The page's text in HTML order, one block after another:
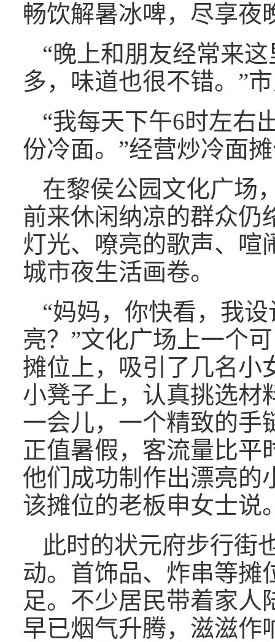
畅饮解暑冰啤，尽享夜
“晚上和朋友经常来
多，味道也很不错。”
“我每天下午6时左右
份冷面。”经营炒冷面
在黎侯公园文化广场
前来休闲纳凉的群众仍
灯光、嘹亮的歌声、喧
城市夜生活画卷。
“妈妈，你快看，我
亮？”文化广场上一个
摊位上，吸引了几名小
小凳子上，认真挑选材
一会儿，一个精致的手
正值暑假，客流量比平
他们成功制作出漂亮的
该摊位的老板申女士说
此时的状元府步行街
动。首饰品、炸串等摊
足。不少居民带着家人
早已烟气升腾，滋滋作